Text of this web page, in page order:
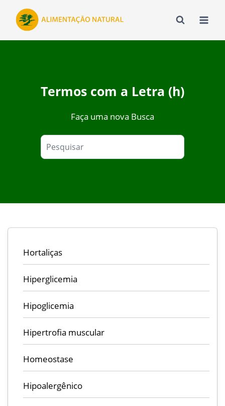
para
Termos com a Letra (h)
Faça uma nova Busca
Hortaliças
Hiperglicemia
Hipoglicemia
Hipertrofia muscular
Homeostase
Hipoalergênico